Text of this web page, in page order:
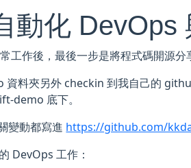
動化 DevOps
工作後，最後一步是將程式碼開源分
資料夾另外 checkin 到我自己的
demo 底下。
變動都寫進 https://github.com/
DevOps 工作：